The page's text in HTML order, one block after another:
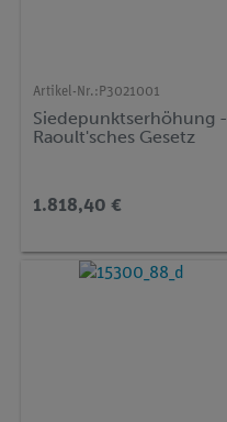
Artikel-Nr.: P3021001
Siedepunktserhöhung -
Raoult'sches Gesetz
1.818,40 €